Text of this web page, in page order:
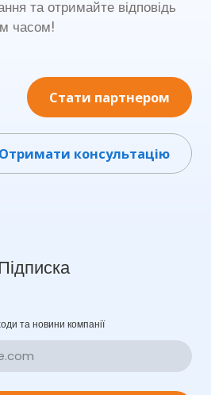
та отримайте відповідь
часом!
Стати партнером
Отримати консультацію
та новини компанії